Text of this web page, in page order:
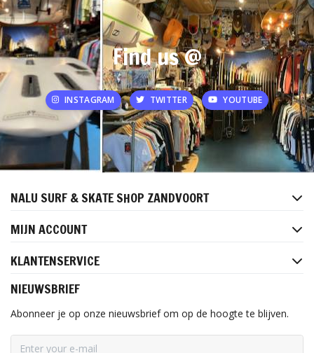
Find us @
INSTAGRAM TWITTER YOUTUBE
NALU SURF & SKATE SHOP ZANDVOORT
MIJN ACCOUNT
KLANTENSERVICE
NIEUWSBRIEF
Abonneer je op onze nieuwsbrief om op de hoogte te blijven.